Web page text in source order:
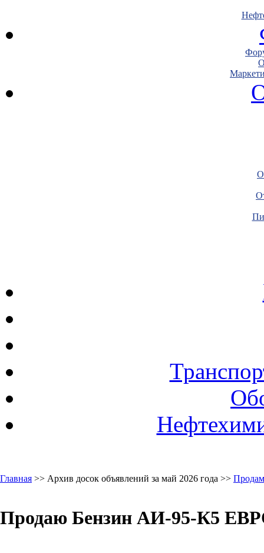
Главная >> Архив досок объявлений за май 2026 года >>
Продаю Бензин АИ-95-К5